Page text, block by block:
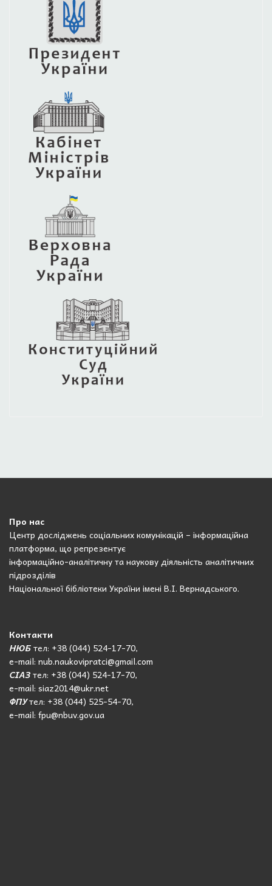
Про нас
Центр досліджень соціальних комунікацій – інформаційна
платформа, що репрезентує
інформаційно-аналітичну та наукову діяльність аналітичних
підрозділів
Національної бібліотеки України імені В.І. Вернадського.
Контакти
НЮБтел: +38 (044) 524-17-70,
e-mail: nub.naukovipratci@gmail.com
СІАЗтел: +38 (044) 524-17-70,
e-mail: siaz2014@ukr.net
ФПУтел: +38 (044) 525-54-70,
e-mail: fpu@nbuv.gov.ua